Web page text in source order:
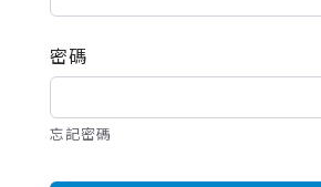
密碼
忘記密碼